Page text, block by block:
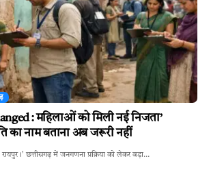
: महिलाओं को मिली नई निजता’
का नाम बताना अब जरूरी नहीं
छत्तीसगढ़ में जनगणना प्रक्रिया को लेकर बड़ा…